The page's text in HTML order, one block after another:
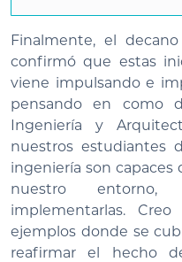
Finalmente, el
confirmó que estas
viene impulsando e
pensando en como
Ingeniería y
nuestros estudiantes
ingeniería son capaces
nuestro entorno,
implementarlas.
ejemplos donde se
reafirmar el hecho